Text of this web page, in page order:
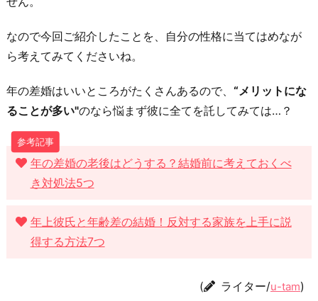
なので今回ご紹介したことを、自分の性格に当てはめなが
ら考えてみてくださいね。
年の差婚はいいところがたくさんあるので、 “メリットにな
ることが多い"のなら悩まず彼に全てを託してみては…？
年の差婚の老後はどうする？結婚前に考えておくべ
き対処法5つ
年上彼氏と年齢差の結婚！反対する家族を上手に説
得する方法7つ
( ライター/u-tam)